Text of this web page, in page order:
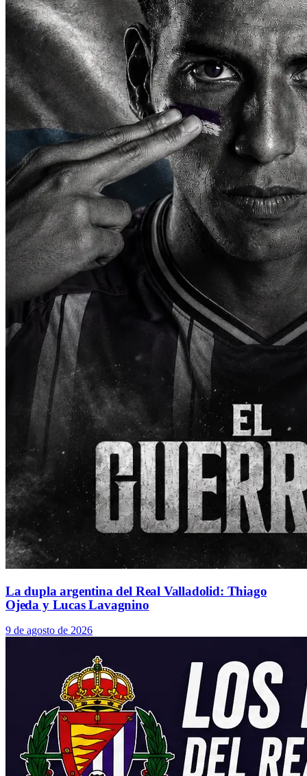
La dupla argentina del Real Valladolid: Thiago
Ojeda y Lucas Lavagnino
9 de agosto de 2026